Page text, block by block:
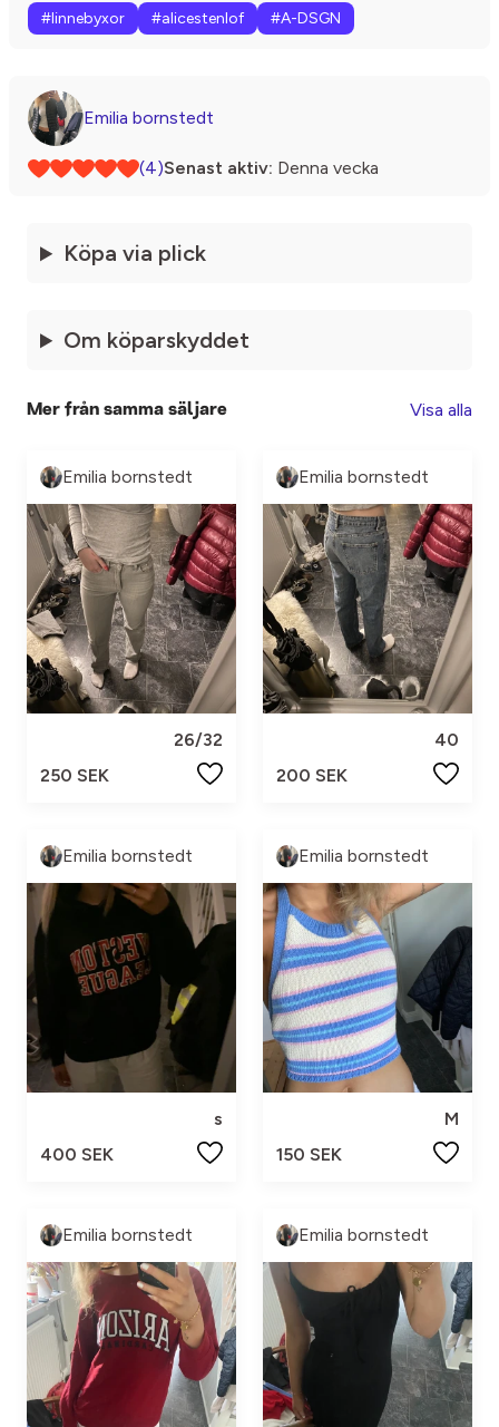
#linnebyxor #alicestenlof #A-DSGN
Emilia bornstedt
(4)Senast aktiv: Denna vecka
Köpa via plick
Om köparskyddet
Mer från samma säljare Visa alla
Emilia bornstedt
26/32
250 SEK
Emilia bornstedt
40
200 SEK
Emilia bornstedt
s
400 SEK
Emilia bornstedt
M
150 SEK
Emilia bornstedt Emilia bornstedt